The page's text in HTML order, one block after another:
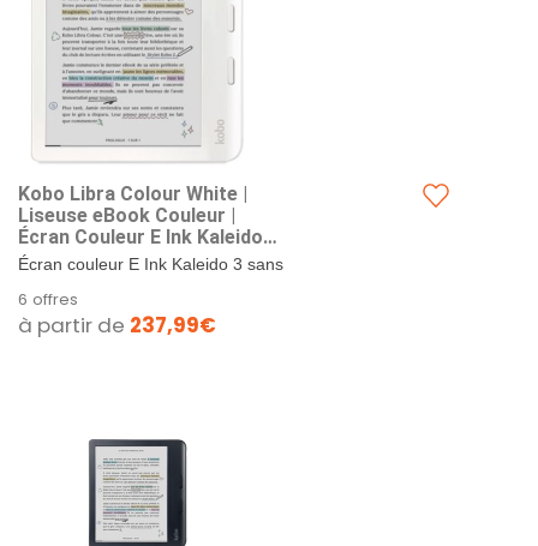
Kobo Libra Colour White |
Liseuse eBook Couleur |
Écran Couleur E Ink Kaleido™
3 sans Reflets de 7" | Option
Livres Audio | 32 Go de
Stockage | Blanc
Écran couleur E Ink Kaleido 3 sans
eBooks et prenez des notes
colorées grâce à la...
6 offres
à partir de 237,99€